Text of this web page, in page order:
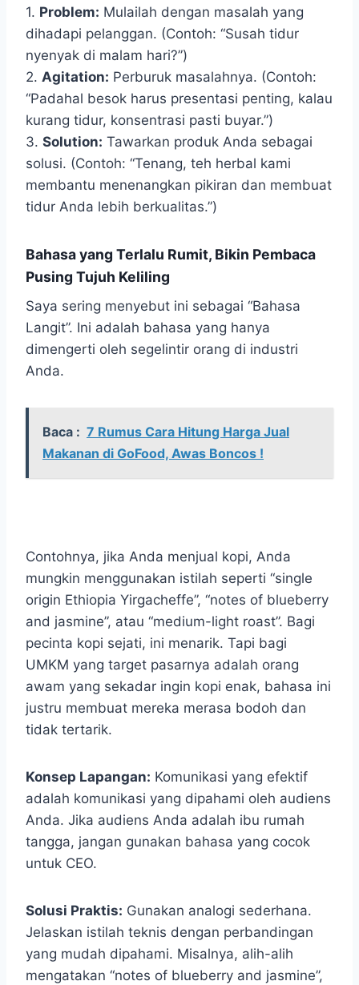
1. Problem: Mulailah dengan masalah yang
dihadapi pelanggan. (Contoh: “Susah tidur
nyenyak di malam hari?”)
2. Agitation: Perburuk masalahnya. (Contoh:
“Padahal besok harus presentasi penting, kalau
kurang tidur, konsentrasi pasti buyar.”)
3. Solution: Tawarkan produk Anda sebagai
solusi. (Contoh: “Tenang, teh herbal kami
membantu menenangkan pikiran dan membuat
tidur Anda lebih berkualitas.”)
Bahasa yang Terlalu Rumit, Bikin Pembaca
Pusing Tujuh Keliling
Saya sering menyebut ini sebagai “Bahasa
Langit”. Ini adalah bahasa yang hanya
dimengerti oleh segelintir orang di industri
Anda.
Baca : 7 Rumus Cara Hitung Harga Jual
Makanan di GoFood, Awas Boncos !
Contohnya, jika Anda menjual kopi, Anda
mungkin menggunakan istilah seperti “single
origin Ethiopia Yirgacheffe”, “notes of blueberry
and jasmine”, atau “medium-light roast”. Bagi
pecinta kopi sejati, ini menarik. Tapi bagi
UMKM yang target pasarnya adalah orang
awam yang sekadar ingin kopi enak, bahasa ini
justru membuat mereka merasa bodoh dan
tidak tertarik.
Konsep Lapangan: Komunikasi yang efektif
adalah komunikasi yang dipahami oleh audiens
Anda. Jika audiens Anda adalah ibu rumah
tangga, jangan gunakan bahasa yang cocok
untuk CEO.
Solusi Praktis: Gunakan analogi sederhana.
Jelaskan istilah teknis dengan perbandingan
yang mudah dipahami. Misalnya, alih-alih
mengatakan “notes of blueberry and jasmine”,